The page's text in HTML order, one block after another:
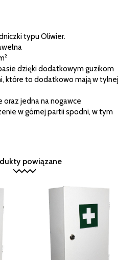
typu Oliwier.
dzięki dodatkowym guzikom
które to dodatkowo mają w tylnej
jedna na nogawce
w górnej partii spodni, w tym
powiązane